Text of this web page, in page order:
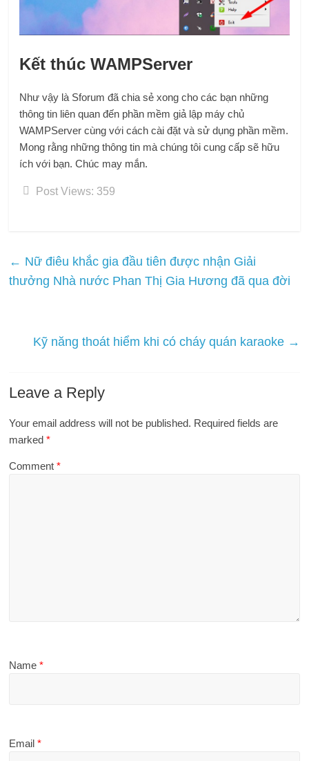
Kết thúc WAMPServer
Như vậy là Sforum đã chia sẻ xong cho các bạn những
thông tin liên quan đến phần mềm giả lập máy chủ
WAMPServer cùng với cách cài đặt và sử dụng phần mềm.
Mong rằng những thông tin mà chúng tôi cung cấp sẽ hữu
ích với bạn. Chúc may mắn.
Post Views: 359
← Nữ điêu khắc gia đầu tiên được nhận Giải
thưởng Nhà nước Phan Thị Gia Hương đã qua đời
Kỹ năng thoát hiểm khi có cháy quán karaoke →
Leave a Reply
Your email address will not be published. Required fields are
marked*
Comment*
Name*
Email*